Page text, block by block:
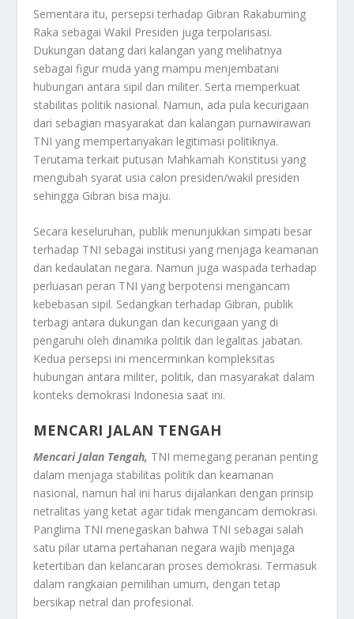
Sementara itu, persepsi terhadap Gibran Rakabuming
Raka sebagai Wakil Presiden juga terpolarisasi.
Dukungan datang dari kalangan yang melihatnya
sebagai figur muda yang mampu menjembatani
hubungan antara sipil dan militer. Serta memperkuat
stabilitas politik nasional. Namun, ada pula kecurigaan
dari sebagian masyarakat dan kalangan purnawirawan
TNI yang mempertanyakan legitimasi politiknya.
Terutama terkait putusan Mahkamah Konstitusi yang
mengubah syarat usia calon presiden/wakil presiden
sehingga Gibran bisa maju.
Secara keseluruhan, publik menunjukkan simpati besar
terhadap TNI sebagai institusi yang menjaga keamanan
dan kedaulatan negara. Namun juga waspada terhadap
perluasan peran TNI yang berpotensi mengancam
kebebasan sipil. Sedangkan terhadap Gibran, publik
terbagi antara dukungan dan kecurigaan yang di
pengaruhi oleh dinamika politik dan legalitas jabatan.
Kedua persepsi ini mencerminkan kompleksitas
hubungan antara militer, politik, dan masyarakat dalam
konteks demokrasi Indonesia saat ini.
MENCARI JALAN TENGAH
Mencari Jalan Tengah, TNI memegang peranan penting
dalam menjaga stabilitas politik dan keamanan
nasional, namun hal ini harus dijalankan dengan prinsip
netralitas yang ketat agar tidak mengancam demokrasi.
Panglima TNI menegaskan bahwa TNI sebagai salah
satu pilar utama pertahanan negara wajib menjaga
ketertiban dan kelancaran proses demokrasi. Termasuk
dalam rangkaian pemilihan umum, dengan tetap
bersikap netral dan profesional.